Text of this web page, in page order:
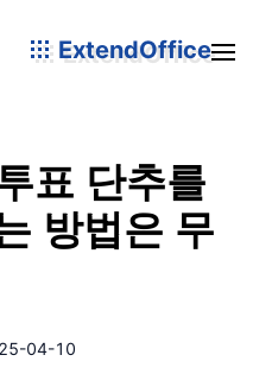
ExtendOffice
표 단추를
방법은 무
04-10